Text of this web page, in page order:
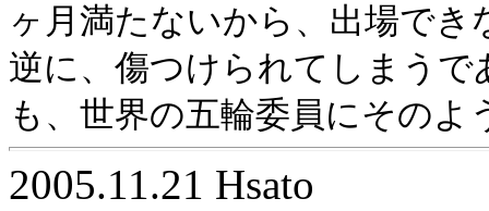
ヶ月満たないから、出場で
逆に、傷つけられてしまう
も、世界の五輪委員にその
2005.11.21 Hsato